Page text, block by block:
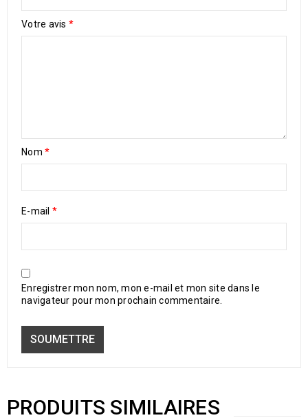
Votre avis *
Nom *
E-mail *
Enregistrer mon nom, mon e-mail et mon site dans le
navigateur pour mon prochain commentaire.
PRODUITS SIMILAIRES